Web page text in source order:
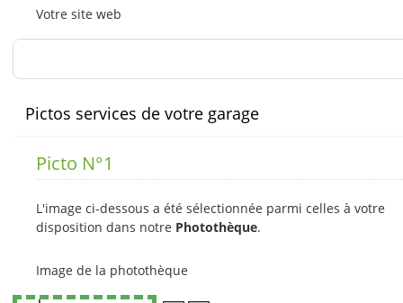
Votre site web
Pictos services de votre garage
Picto N°1
L'image ci-dessous a été sélectionnée parmi celles à votre
disposition dans notre Photothèque.
Image de la photothèque